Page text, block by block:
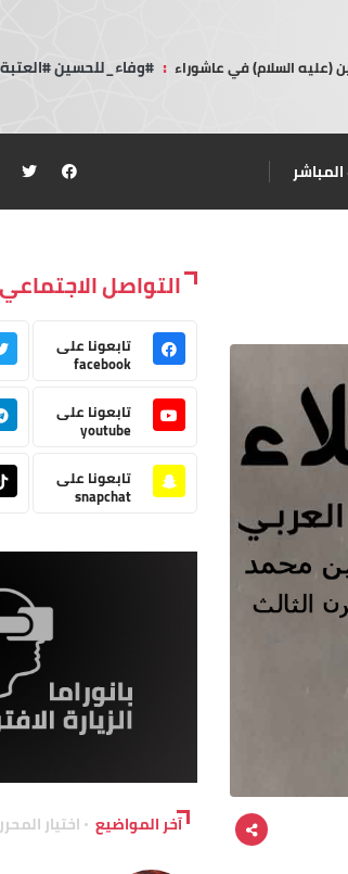
(عليه السلام) في عاشوراء : #وفاء_للحسين
التواصل الاجتماعي
تابعونا على
facebook
تابعونا على
youtube
تابعونا على
snapchat
آخر المواضيع اختيار